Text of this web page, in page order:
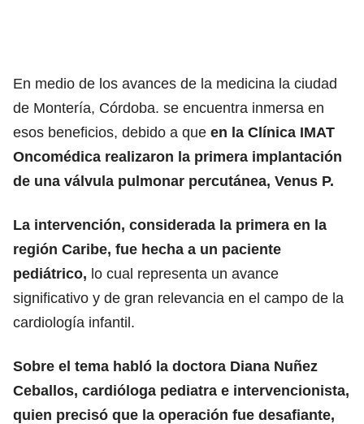
En medio de los avances de la medicina la ciudad
de Montería, Córdoba. se encuentra inmersa en
esos beneficios, debido a que en la Clínica IMAT
Oncomédica realizaron la primera implantación
de una válvula pulmonar percutánea, Venus P.
La intervención, considerada la primera en la
región Caribe, fue hecha a un paciente
pediátrico, lo cual representa un avance
significativo y de gran relevancia en el campo de la
cardiología infantil.
Sobre el tema habló la doctora Diana Nuñez
Ceballos, cardióloga pediatra e intervencionista,
quien precisó que la operación fue desafiante,